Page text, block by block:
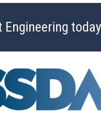
Engineering